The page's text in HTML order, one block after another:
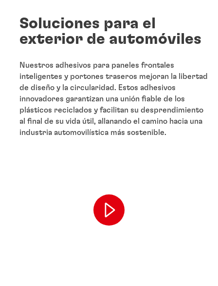
Soluciones para el
exterior de automóviles
Nuestros adhesivos para paneles frontales
inteligentes y portones traseros mejoran la libertad
de diseño y la circularidad. Estos adhesivos
innovadores garantizan una unión fiable de los
plásticos reciclados y facilitan su desprendimiento
al final de su vida útil, allanando el camino hacia una
industria automovilística más sostenible.